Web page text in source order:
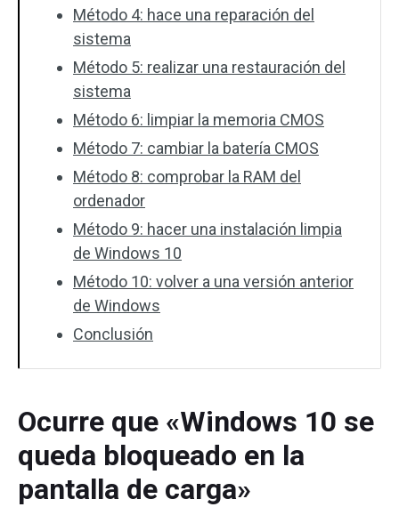
Método 4: hace una reparación del
sistema
Método 5: realizar una restauración del
sistema
Método 6: limpiar la memoria CMOS
Método 7: cambiar la batería CMOS
Método 8: comprobar la RAM del
ordenador
Método 9: hacer una instalación limpia
de Windows 10
Método 10: volver a una versión anterior
de Windows
Conclusión
Ocurre que «Windows 10 se
queda bloqueado en la
pantalla de carga»